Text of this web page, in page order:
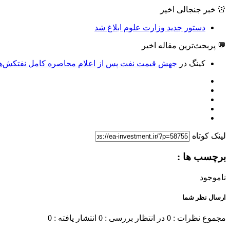
🚨 خبر جنجالی اخیر
دستور جدید وزارت علوم ابلاغ شد
💬 پربحث‌ترین مقاله اخیر
کینگ در جهش قیمت نفت پس از اعلام محاصره کامل
لینک کوتاه
برچسب ها :
ناموجود
ارسال نظر شما
مجموع نظرات : 0 در انتظار بررسی : 0 انتشار یافته : 0